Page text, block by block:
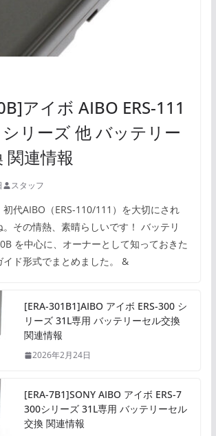
アイボ AIBO ERS-111
シリーズ 他 バッテリー
関連情報
スタッフ
代AIBO（ERS-110/111）を大切にされ
その情熱、素晴らしいです！ バッテリ
を中心に、オーナーとして知っておきた
イド形式でまとめました。 &
[ERA-301B1]AIBO アイボ ERS-300 シ
リーズ 31L専用 バッテリーセル交換
関連情報
2026年2月24日
[ERA-7B1]SONY AIBO アイボ ERS-7
300シリーズ 31L専用 バッテリーセル
交換 関連情報